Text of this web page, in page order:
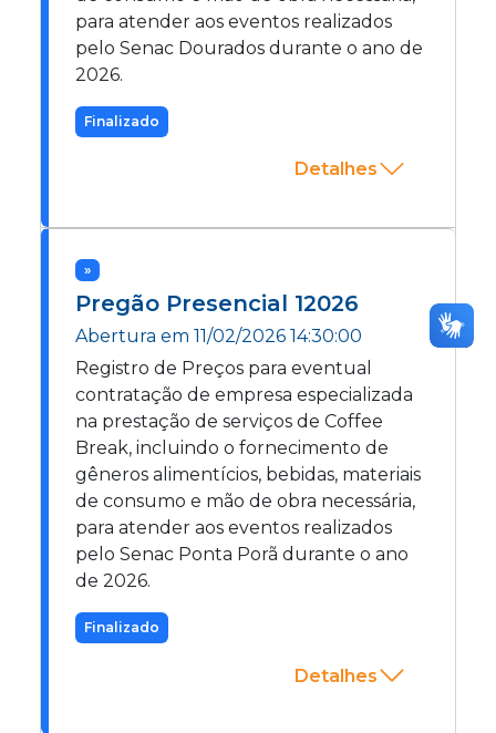
para atender aos eventos realizados
pelo Senac Dourados durante o ano de
2026.
Finalizado
Detalhes
»
Pregão Presencial 12026
Abertura em 11/02/2026 14:30:00
Registro de Preços para eventual
contratação de empresa especializada
na prestação de serviços de Coffee
Break, incluindo o fornecimento de
gêneros alimentícios, bebidas, materiais
de consumo e mão de obra necessária,
para atender aos eventos realizados
pelo Senac Ponta Porã durante o ano
de 2026.
Finalizado
Detalhes